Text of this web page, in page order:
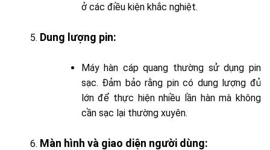
ở các điều kiện khắc nghiệt.
Dung lượng pin:
Máy hàn cáp quang thường sử dụng pin
sạc. Đảm bảo rằng pin có dung lượng đủ
lớn để thực hiện nhiều lần hàn mà không
cần sạc lại thường xuyên.
Màn hình và giao diện người dùng: